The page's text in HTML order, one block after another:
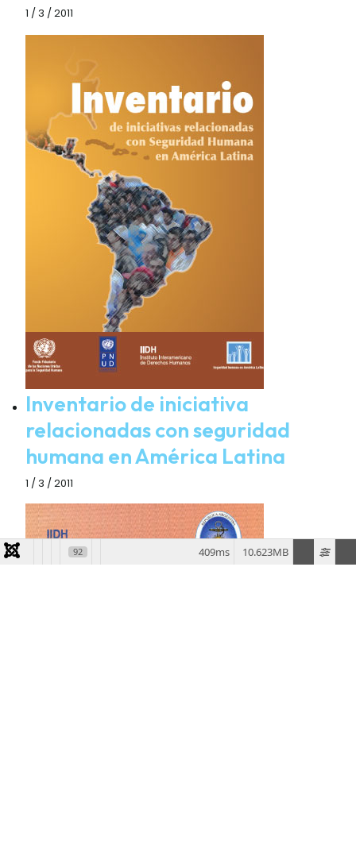
1 / 3 / 2011
Inventario de iniciativa
relacionadas con seguridad
humana en América Latina
1 / 3 / 2011
92 10.623MB
409ms